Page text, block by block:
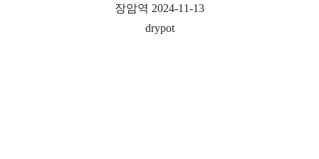
장암역 2024-11-13
drypot